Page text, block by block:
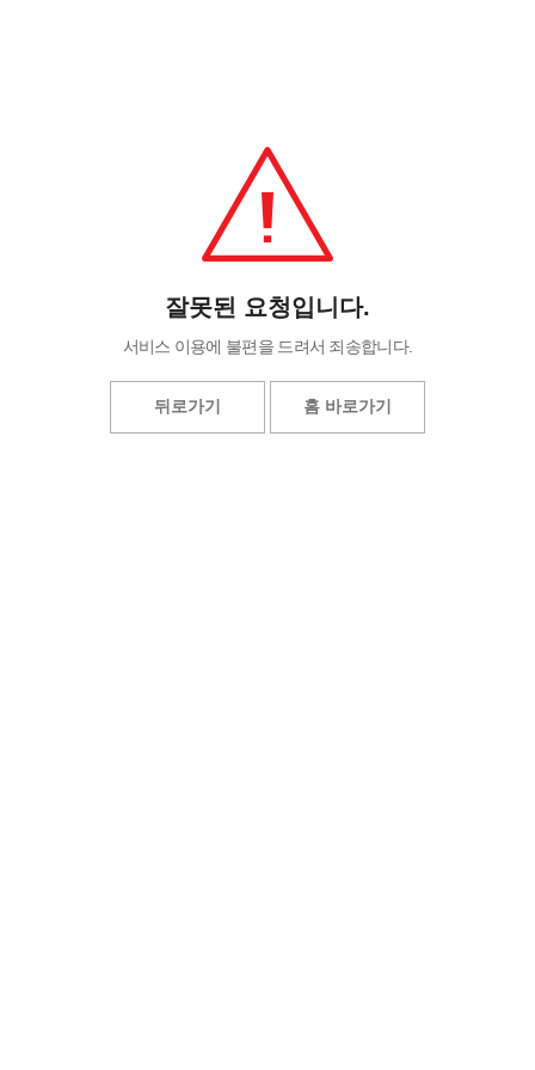
잘못된 요청입니다.
서비스 이용에 불편을 드려서 죄송합니다.
뒤로가기 홈 바로가기